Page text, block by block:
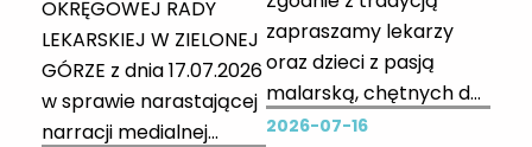
Poznawczo-
Behawioralnej oraz
Dialogu Motywującego i
ma...
OKRĘGOWEJ RADY
LEKARSKIEJ W ZIELONEJ
GÓRZE z dnia 17.07.2026
w sprawie narastającej
narracji medialnej
zapraszamy lekarzy
oraz dzieci z pasją
malarską, chętnych do
uczestnictwa w
2026-07-16